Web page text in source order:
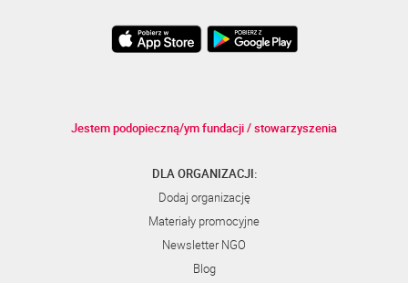
Jestem podopieczną/ym fundacji / stowarzyszenia
DLA ORGANIZACJI:
Dodaj organizację
Materiały promocyjne
Newsletter NGO
Blog